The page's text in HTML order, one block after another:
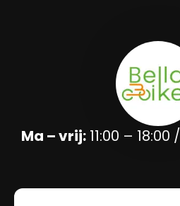
Ma – vrij:11:00 – 18:00 /